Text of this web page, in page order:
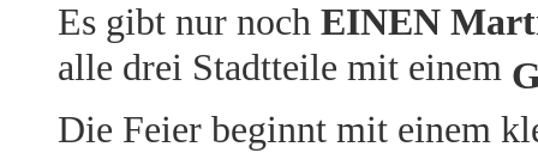
Es gibt nur noch EINEN
alle drei Stadtteile mit einem
Die Feier beginnt mit einem